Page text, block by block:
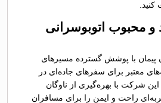
و محبوب اتوبوسرانی
با پوشش گسترده مسیرهای
معتبر برای سفرهای جاده‌ای در
شرکت با بهره‌گیری از ناوگان
راحت و ایمن را برای مسافران